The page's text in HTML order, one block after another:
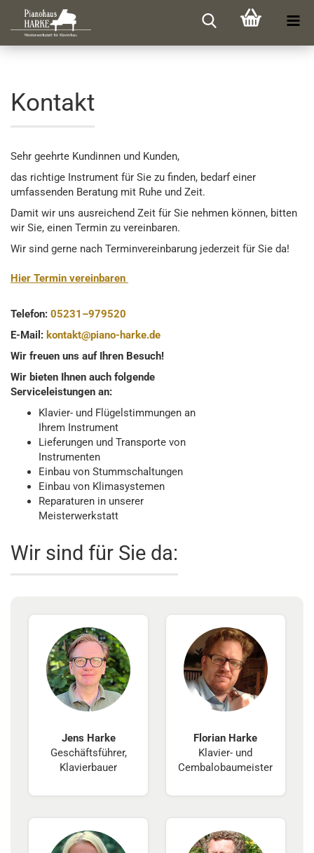
Kontakt
Sehr geehrte Kundinnen und Kunden,
das richtige Instrument für Sie zu finden, bedarf einer
umfassenden Beratung mit Ruhe und Zeit.
Damit wir uns ausreichend Zeit für Sie nehmen können, bitten
wir Sie, einen Termin zu vereinbaren.
Wir sind gerne nach Terminvereinbarung jederzeit für Sie da!
Hier Termin vereinbaren
Telefon: 05231–979520
E-Mail: kontakt@piano-harke.de
Wir freuen uns auf Ihren Besuch!
Wir bieten Ihnen auch folgende
Serviceleistungen an:
Klavier- und Flügelstimmungen an
Ihrem Instrument
Lieferungen und Transporte von
Instrumenten
Einbau von Stummschaltungen
Einbau von Klimasystemen
Reparaturen in unserer
Meisterwerkstatt
Wir sind für Sie da:
Jens Harke
Geschäftsführer,
Klavierbauer
Florian Harke
Klavier- und
Cembalobaumeister